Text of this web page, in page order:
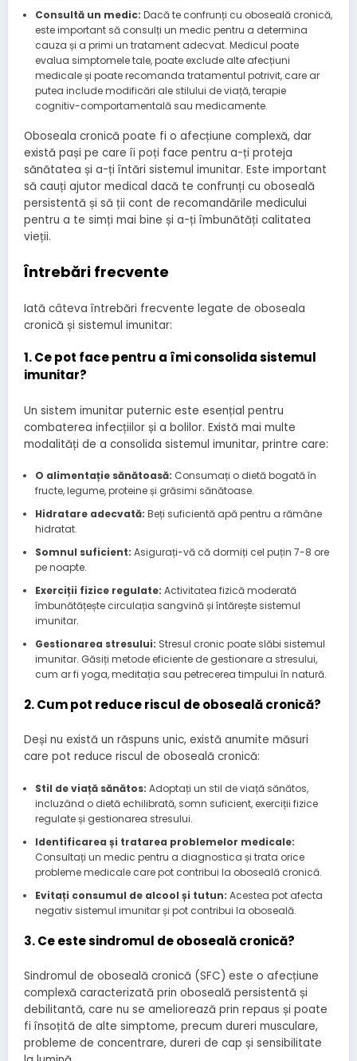
Consultă un medic: Dacă te confrunți cu oboseală cronică,
este important să consulți un medic pentru a determina
cauza și a primi un tratament adecvat. Medicul poate
evalua simptomele tale, poate exclude alte afecțiuni
medicale și poate recomanda tratamentul potrivit, care ar
putea include modificări ale stilului de viață, terapie
cognitiv-comportamentală sau medicamente.
Oboseala cronică poate fi o afecțiune complexă, dar
există pași pe care îi poți face pentru a-ți proteja
sănătatea și a-ți întări sistemul imunitar. Este important
să cauți ajutor medical dacă te confrunți cu oboseală
persistentă și să ții cont de recomandările medicului
pentru a te simți mai bine și a-ți îmbunătăți calitatea
vieții.
Întrebări frecvente
Iată câteva întrebări frecvente legate de oboseala
cronică și sistemul imunitar:
1. Ce pot face pentru a îmi consolida sistemul
imunitar?
Un sistem imunitar puternic este esențial pentru
combaterea infecțiilor și a bolilor. Există mai multe
modalități de a consolida sistemul imunitar, printre care:
O alimentație sănătoasă: Consumați o dietă bogată în
fructe, legume, proteine și grăsimi sănătoase.
Hidratare adecvată: Beți suficientă apă pentru a rămâne
hidratat.
Somnul suficient: Asigurați-vă că dormiți cel puțin 7-8 ore
pe noapte.
Exerciții fizice regulate: Activitatea fizică moderată
îmbunătățește circulația sangvină și întărește sistemul
imunitar.
Gestionarea stresului: Stresul cronic poate slăbi sistemul
imunitar. Găsiți metode eficiente de gestionare a stresului,
cum ar fi yoga, meditația sau petrecerea timpului în natură.
2. Cum pot reduce riscul de oboseală cronică?
Deși nu există un răspuns unic, există anumite măsuri
care pot reduce riscul de oboseală cronică:
Stil de viață sănătos: Adoptați un stil de viață sănătos,
incluzând o dietă echilibrată, somn suficient, exerciții fizice
regulate și gestionarea stresului.
Identificarea și tratarea problemelor medicale:
Consultați un medic pentru a diagnostica și trata orice
probleme medicale care pot contribui la oboseală cronică.
Evitați consumul de alcool și tutun: Acestea pot afecta
negativ sistemul imunitar și pot contribui la oboseală.
3. Ce este sindromul de oboseală cronică?
Sindromul de oboseală cronică (SFC) este o afecțiune
complexă caracterizată prin oboseală persistentă și
debilitantă, care nu se ameliorează prin repaus și poate
fi însoțită de alte simptome, precum dureri musculare,
probleme de concentrare, dureri de cap și sensibilitate